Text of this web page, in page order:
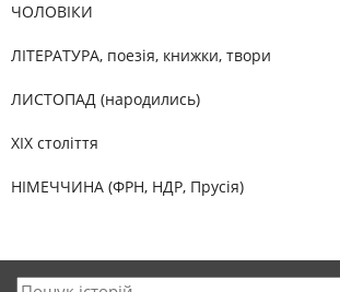
ЧОЛОВІКИ
ЛІТЕРАТУРА, поезія, книжки, твори
ЛИСТОПАД (народились)
XIX століття
НІМЕЧЧИНА (ФРН, НДР, Прусія)